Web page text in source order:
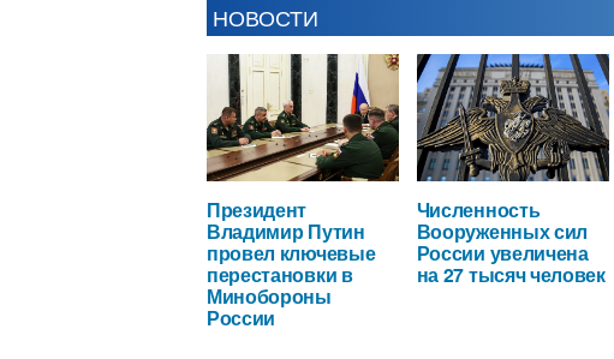
НОВОСТИ
Президент
Владимир Путин
провел ключевые
перестановки в
Минобороны
России
Численность
Вооруженных сил
России увеличена
на 27 тысяч человек